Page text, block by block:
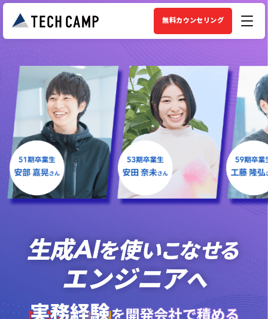
無料カウンセリング